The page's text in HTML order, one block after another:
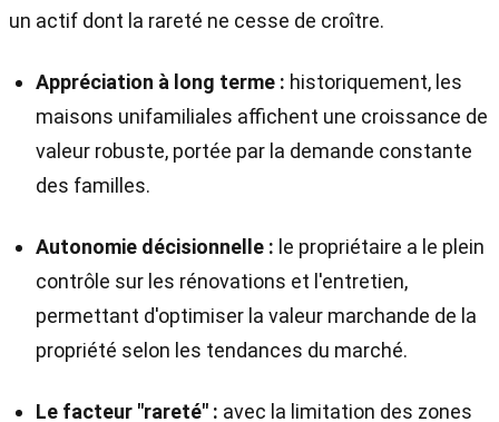
un actif dont la rareté ne cesse de croître.
Appréciation à long terme : historiquement, les
maisons unifamiliales affichent une croissance de
valeur robuste, portée par la demande constante
des familles.
Autonomie décisionnelle : le propriétaire a le plein
contrôle sur les rénovations et l'entretien,
permettant d'optimiser la valeur marchande de la
propriété selon les tendances du marché.
Le facteur "rareté" : avec la limitation des zones